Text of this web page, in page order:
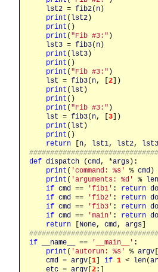
lst2 = fib2( n)
print ( lst2)
print ()
print ( "Fib #3:" )
lst3 = fib3( n)
print ( lst3)
print ()
print ( "Fib #3:" )
lst = fib3( n, [2])
print ( lst )
print ()
print ( "Fib #3:" )
lst = fib3( n, [3])
print ( lst )
print ()
return [n, lst1, lst2, lst3
def dispatch (cmd , *args) :
print ( 'command: %s' % cmd )
print ( 'arguments: %d' % len
if cmd == 'fib1' : return
if cmd == 'fib2' : return
if cmd == 'fib3' : return
if cmd == 'main' : return
return [None, cmd , args
if
__name__ == '__main__' :
print ( 'autorun: %s' % argv [
cmd = argv [1] if 1 < len(
etc = argv [2: ]